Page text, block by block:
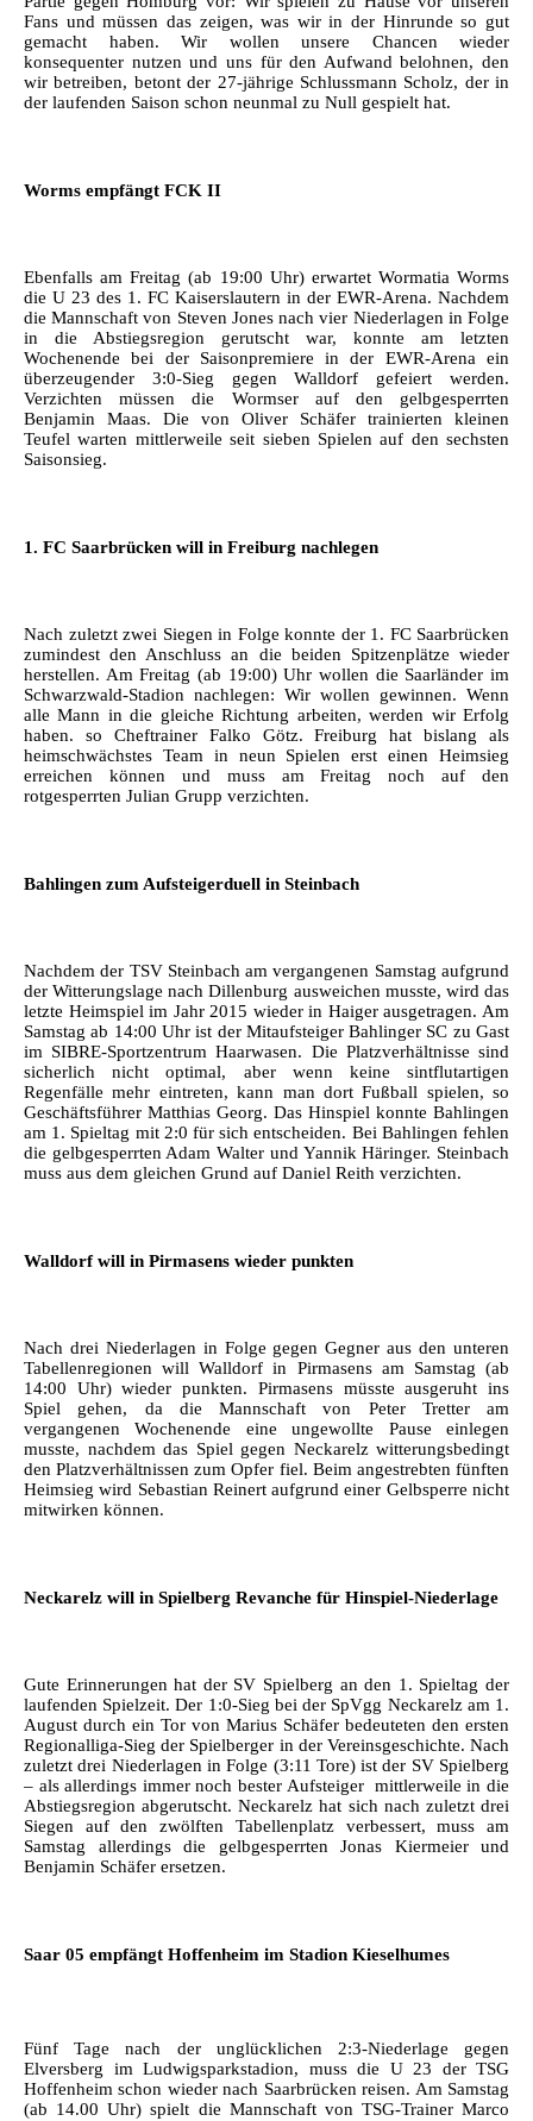
Fans und müssen das zeigen, was wir in der Hinrunde so gut
gemacht haben. Wir wollen unsere Chancen wieder
konsequenter nutzen und uns für den Aufwand belohnen, den
wir betreiben, betont der 27-jährige Schlussmann Scholz, der in
der laufenden Saison schon neunmal zu Null gespielt hat.
Worms empfängt FCK II
Ebenfalls am Freitag (ab 19:00 Uhr) erwartet Wormatia Worms
die U 23 des 1. FC Kaiserslautern in der EWR-Arena. Nachdem
die Mannschaft von Steven Jones nach vier Niederlagen in Folge
in die Abstiegsregion gerutscht war, konnte am letzten
Wochenende bei der Saisonpremiere in der EWR-Arena ein
überzeugender 3:0-Sieg gegen Walldorf gefeiert werden.
Verzichten müssen die Wormser auf den gelbgesperrten
Benjamin Maas. Die von Oliver Schäfer trainierten kleinen
Teufel warten mittlerweile seit sieben Spielen auf den sechsten
Saisonsieg.
1. FC Saarbrücken will in Freiburg nachlegen
Nach zuletzt zwei Siegen in Folge konnte der 1. FC Saarbrücken
zumindest den Anschluss an die beiden Spitzenplätze wieder
herstellen. Am Freitag (ab 19:00) Uhr wollen die Saarländer im
Schwarzwald-Stadion nachlegen: Wir wollen gewinnen. Wenn
alle Mann in die gleiche Richtung arbeiten, werden wir Erfolg
haben. so Cheftrainer Falko Götz. Freiburg hat bislang als
heimschwächstes Team in neun Spielen erst einen Heimsieg
erreichen können und muss am Freitag noch auf den
rotgesperrten Julian Grupp verzichten.
Bahlingen zum Aufsteigerduell in Steinbach
Nachdem der TSV Steinbach am vergangenen Samstag aufgrund
der Witterungslage nach Dillenburg ausweichen musste, wird das
letzte Heimspiel im Jahr 2015 wieder in Haiger ausgetragen. Am
Samstag ab 14:00 Uhr ist der Mitaufsteiger Bahlinger SC zu Gast
im SIBRE-Sportzentrum Haarwasen. Die Platzverhältnisse sind
sicherlich nicht optimal, aber wenn keine sintflutartigen
Regenfälle mehr eintreten, kann man dort Fußball spielen, so
Geschäftsführer Matthias Georg. Das Hinspiel konnte Bahlingen
am 1. Spieltag mit 2:0 für sich entscheiden. Bei Bahlingen fehlen
die gelbgesperrten Adam Walter und Yannik Häringer. Steinbach
muss aus dem gleichen Grund auf Daniel Reith verzichten.
Walldorf will in Pirmasens wieder punkten
Nach drei Niederlagen in Folge gegen Gegner aus den unteren
Tabellenregionen will Walldorf in Pirmasens am Samstag (ab
14:00 Uhr) wieder punkten. Pirmasens müsste ausgeruht ins
Spiel gehen, da die Mannschaft von Peter Tretter am
vergangenen Wochenende eine ungewollte Pause einlegen
musste, nachdem das Spiel gegen Neckarelz witterungsbedingt
den Platzverhältnissen zum Opfer fiel. Beim angestrebten fünften
Heimsieg wird Sebastian Reinert aufgrund einer Gelbsperre nicht
mitwirken können.
Neckarelz will in Spielberg Revanche für Hinspiel-Niederlage
Gute Erinnerungen hat der SV Spielberg an den 1. Spieltag der
laufenden Spielzeit. Der 1:0-Sieg bei der SpVgg Neckarelz am 1.
August durch ein Tor von Marius Schäfer bedeuteten den ersten
Regionalliga-Sieg der Spielberger in der Vereinsgeschichte. Nach
zuletzt drei Niederlagen in Folge (3:11 Tore) ist der SV Spielberg
– als allerdings immer noch bester Aufsteiger  mittlerweile in die
Abstiegsregion abgerutscht. Neckarelz hat sich nach zuletzt drei
Siegen auf den zwölften Tabellenplatz verbessert, muss am
Samstag allerdings die gelbgesperrten Jonas Kiermeier und
Benjamin Schäfer ersetzen.
Saar 05 empfängt Hoffenheim im Stadion Kieselhumes
Fünf Tage nach der unglücklichen 2:3-Niederlage gegen
Elversberg im Ludwigsparkstadion, muss die U 23 der TSG
Hoffenheim schon wieder nach Saarbrücken reisen. Am Samstag
(ab 14.00 Uhr) spielt die Mannschaft von TSG-Trainer Marco